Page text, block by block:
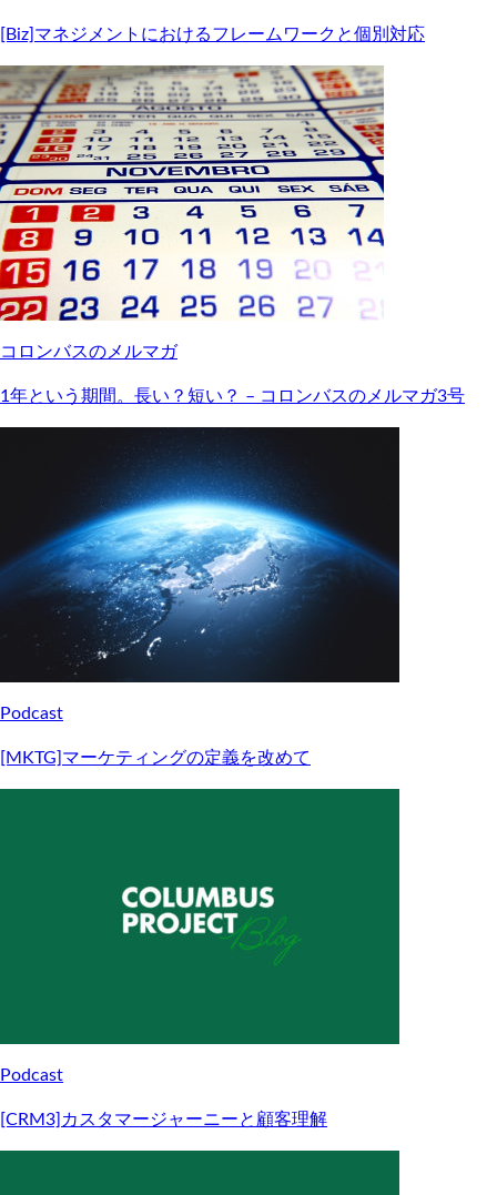
[Biz]マネジメントにおけるフレームワークと個別対応
コロンバスのメルマガ
1年という期間。長い？短い？ – コロンバスのメルマガ3号
Podcast
[MKTG]マーケティングの定義を改めて
Podcast
[CRM3]カスタマージャーニーと顧客理解